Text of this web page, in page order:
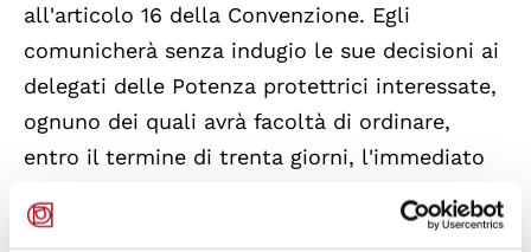
all'articolo 16 della Convenzione. Egli
comunicherà senza indugio le sue decisioni ai
delegati delle Potenza protettrici interessate,
ognuno dei quali avrà facoltà di ordinare,
entro il termine di trenta giorni, l'immediato